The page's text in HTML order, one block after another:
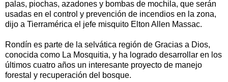
palas, piochas, azadones y bombas de mochila, que serán
usadas en el control y prevención de incendios en la zona,
dijo a Tierramérica el jefe misquito Elton Allen Massac.
Rondín es parte de la selvática región de Gracias a Dios,
conocida como La Mosquitia, y ha logrado desarrollar en los
últimos cuatro años un interesante proyecto de manejo
forestal y recuperación del bosque.